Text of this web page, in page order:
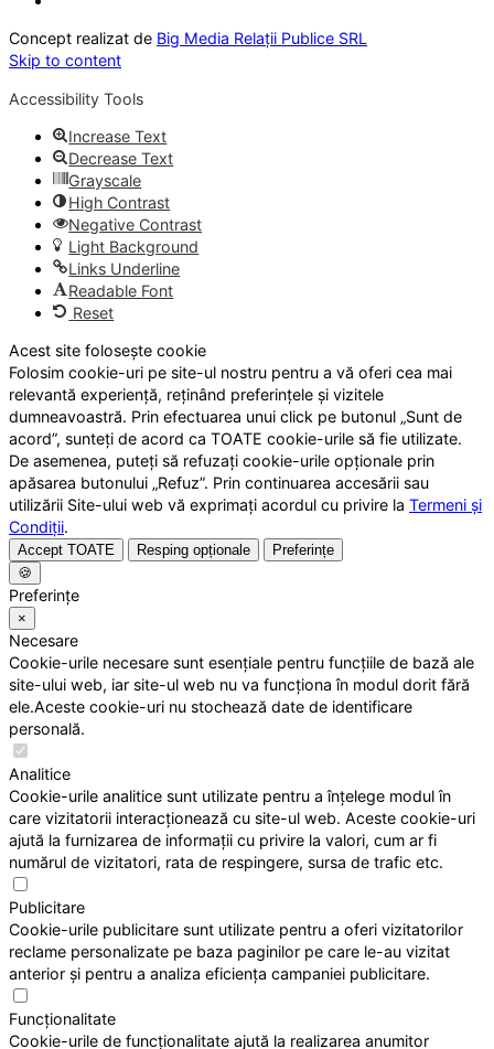
Concept realizat de Big Media Relații Publice SRL
Skip to content
Accessibility Tools
Increase Text
Decrease Text
Grayscale
High Contrast
Negative Contrast
Light Background
Links Underline
Readable Font
Reset
Acest site folosește cookie
Folosim cookie-uri pe site-ul nostru pentru a vă oferi cea mai
relevantă experiență, reținând preferințele și vizitele
dumneavoastră. Prin efectuarea unui click pe butonul „Sunt de
acord”, sunteți de acord ca TOATE cookie-urile să fie utilizate.
De asemenea, puteți să refuzați cookie-urile opționale prin
apăsarea butonului „Refuz”. Prin continuarea accesării sau
utilizării Site-ului web vă exprimați acordul cu privire la Termeni și
Condiții.
Accept TOATE Resping opționale
Preferințe
🍪
Preferințe
×
Necesare
Cookie-urile necesare sunt esențiale pentru funcțiile de bază ale
site-ului web, iar site-ul web nu va funcționa în modul dorit fără
ele.Aceste cookie-uri nu stochează date de identificare
personală.
Analitice
Cookie-urile analitice sunt utilizate pentru a înțelege modul în
care vizitatorii interacționează cu site-ul web. Aceste cookie-uri
ajută la furnizarea de informații cu privire la valori, cum ar fi
numărul de vizitatori, rata de respingere, sursa de trafic etc.
Publicitare
Cookie-urile publicitare sunt utilizate pentru a oferi vizitatorilor
reclame personalizate pe baza paginilor pe care le-au vizitat
anterior și pentru a analiza eficiența campaniei publicitare.
Funcționalitate
Cookie-urile de funcționalitate ajută la realizarea anumitor